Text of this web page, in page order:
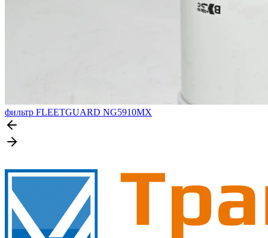
фильтр FLEETGUARD NG5910МХ